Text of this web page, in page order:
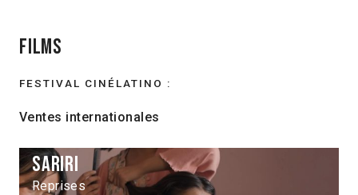
Films
FESTIVAL CINÉLATINO :
Ventes internationales
Sariri
Reprises